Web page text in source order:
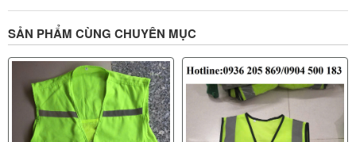
SẢN PHẨM CÙNG CHUYÊN MỤC